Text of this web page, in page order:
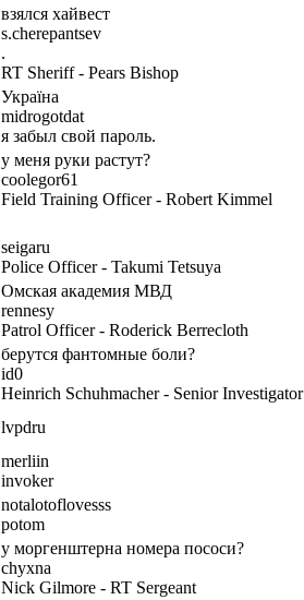
взялся хайвест
s.cherepantsev
.
RT Sheriff - Pears Bishop
Україна
midrogotdat
я забыл свой пароль.
у меня руки растут?
coolegor61
Field Training Officer - Robert Kimmel
seigaru
Police Officer - Takumi Tetsuya
Омская академия МВД
rennesy
Patrol Officer - Roderick Berrecloth
берутся фантомные боли?
id0
Heinrich Schuhmacher - Senior Investigator
lvpdru
merliin
invoker
notalotoflovesss
potom
у моргенштерна номера пососи?
chyxna
Nick Gilmore - RT Sergeant